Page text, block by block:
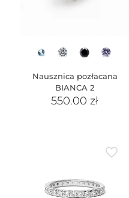
Nausznica pozłacana
BIANCA 2
550.00zł